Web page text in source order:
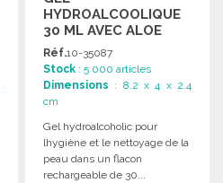
HYDROALCOOLIQUE
30 ML AVEC ALOE
VERA
Réf.10-35087
Stock : 5 000 articles
Dimensions : 8.2 x 4 x 2.4
cm
Gel hydroalcoholic pour
lhygiène et le nettoyage de la
peau dans un flacon
rechargeable de 30...